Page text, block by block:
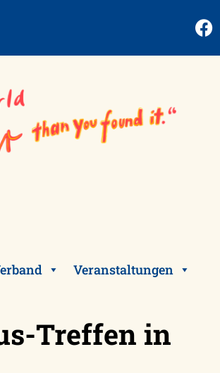
Veranstaltungen
Treffen in